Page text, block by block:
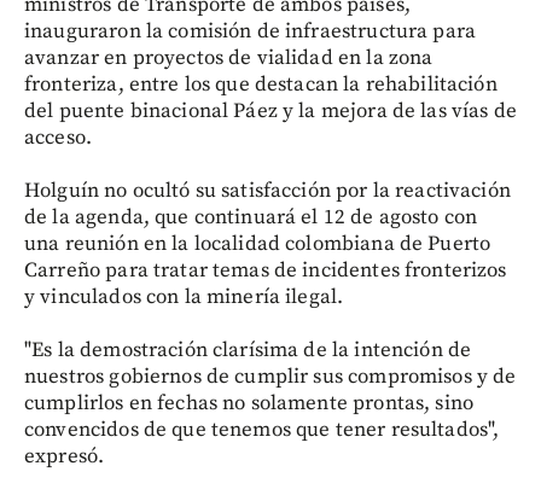
inauguraron la comisión de infraestructura para
avanzar en proyectos de vialidad en la zona
fronteriza, entre los que destacan la rehabilitación
del puente binacional Páez y la mejora de las vías de
acceso.
Holguín no ocultó su satisfacción por la reactivación
de la agenda, que continuará el 12 de agosto con
una reunión en la localidad colombiana de Puerto
Carreño para tratar temas de incidentes fronterizos
y vinculados con la minería ilegal.
"Es la demostración clarísima de la intención de
nuestros gobiernos de cumplir sus compromisos y de
cumplirlos en fechas no solamente prontas, sino
convencidos de que tenemos que tener resultados",
expresó.